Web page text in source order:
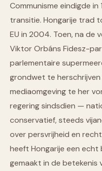
Communisme eindigde in
transitie. Hongarije trad
EU in 2004. Toen, na de
Viktor Orbáns Fidesz-
parlementaire
grondwet te herschrijven
mediaomgeving te her
regering sindsdien —
conservatief, steeds
over persvrijheid en
heeft Hongarije een echt
gemaakt in de betekenis